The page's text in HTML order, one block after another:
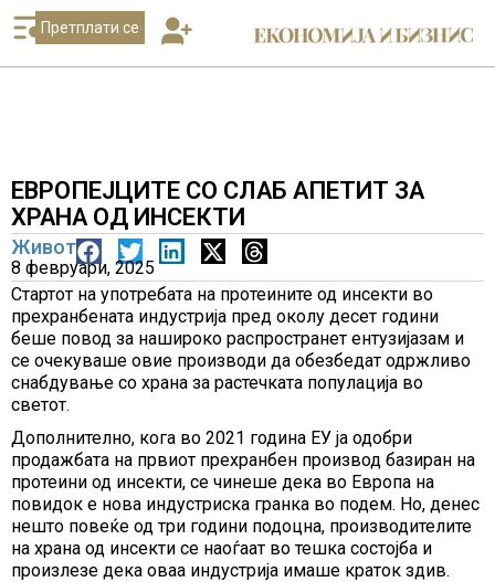
Претплати се
ЕВРОПЕЈЦИТЕ СО СЛАБ АПЕТИТ ЗА
ХРАНА ОД ИНСЕКТИ
Живот
8 февруари, 2025
Стартот на употребата на протеините од инсекти во
прехранбената индустрија пред околу десет години
беше повод за нашироко распространет ентузијазам и
се очекуваше овие производи да обезбедат одржливо
снабдување со храна за растечката популација во
светот.
Дополнително, кога во 2021 година ЕУ ја одобри
продажбата на првиот прехранбен производ базиран на
протеини од инсекти, се чинеше дека во Европа на
повидок е нова индустриска гранка во подем. Но, денес
нешто повеќе од три години подоцна, производителите
на храна од инсекти се наоѓаат во тешка состојба и
произлезе дека оваа индустрија имаше краток здив.